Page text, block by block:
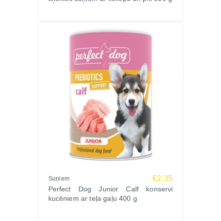
izmantot kā atlīdzību treniņu vai paklausības
nodarbību laikā.
Cik bieži drīkst dot suņu gardumus?
Gardumi jālieto mēreni kā papildbarība,
nepārsniedzot sabalansēta uztura robežas.
Ja meklē vēl dažādus kārumus savam mīlulim,
suņu gardumus, kārumus un našķus
kas pieejami Zoopasaule internetveikalā.
Suņiem €2.35
Perfect Dog Junior Calf konservi
kucēniem ar teļa gaļu 400 g